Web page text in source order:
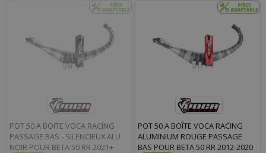
POT 50 A BOITE VOCA RACING
PASSAGE BAS - SILENCIEUX ALU
NOIR POUR BETA 50 RR 2021+
POT 50 A BOÎTE VOCA RACING
ALUMINIUM ROUGE PASSAGE
BAS POUR BETA 50 RR 2012-2020